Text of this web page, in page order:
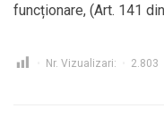
funcționare, (Art. 141
Nr. Vizualizari: 2.803